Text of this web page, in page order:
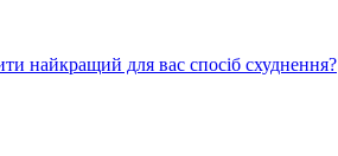
найкращий для вас спосіб схуднення?